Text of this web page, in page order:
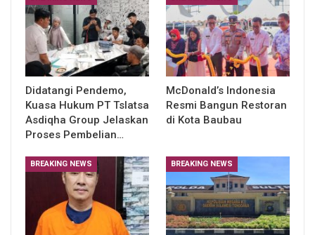
Didatangi Pendemo,
Kuasa Hukum PT Tslatsa
Asdiqha Group Jelaskan
Proses Pembelian…
McDonald’s Indonesia
Resmi Bangun Restoran
di Kota Baubau
BREAKING NEWS BREAKING NEWS